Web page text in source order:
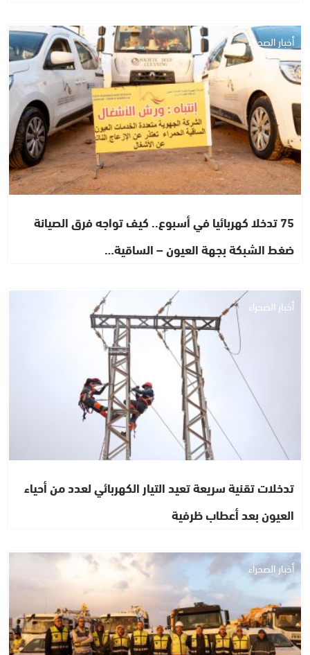
أخبار الصحراء
75 تدخلا كهربائيا في أسبوع.. كيف تواجه فرق الصيانة
ضغط الشبكة بجهة العيون – الساقية…
أخبار الصحراء
تدخلات تقنية سريعة تعيد التيار الكهربائي لعدد من أحياء
العيون بعد أعطاب ظرفية
أخبار الصحراء